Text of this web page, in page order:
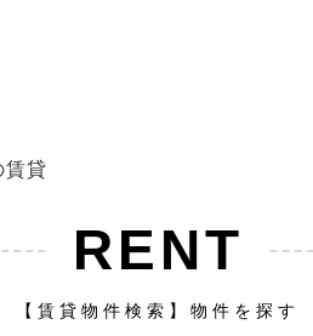
賃貸
RENT
【賃貸物件検索】物件を探す